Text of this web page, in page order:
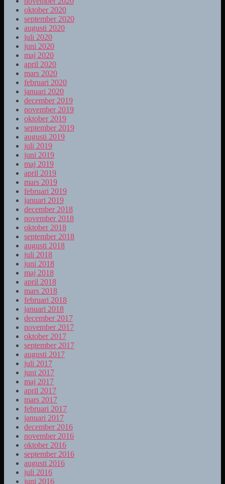
oktober 2020
september 2020
augusti 2020
juli 2020
juni 2020
maj 2020
april 2020
mars 2020
februari 2020
januari 2020
december 2019
november 2019
oktober 2019
september 2019
augusti 2019
juli 2019
juni 2019
maj 2019
april 2019
mars 2019
februari 2019
januari 2019
december 2018
november 2018
oktober 2018
september 2018
augusti 2018
juli 2018
juni 2018
maj 2018
april 2018
mars 2018
februari 2018
januari 2018
december 2017
november 2017
oktober 2017
september 2017
augusti 2017
juli 2017
juni 2017
maj 2017
april 2017
mars 2017
februari 2017
januari 2017
december 2016
november 2016
oktober 2016
september 2016
augusti 2016
juli 2016
juni 2016